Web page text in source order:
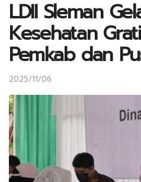
LDII Sleman
Kesehatan
Pemkab dan
2025/11/06